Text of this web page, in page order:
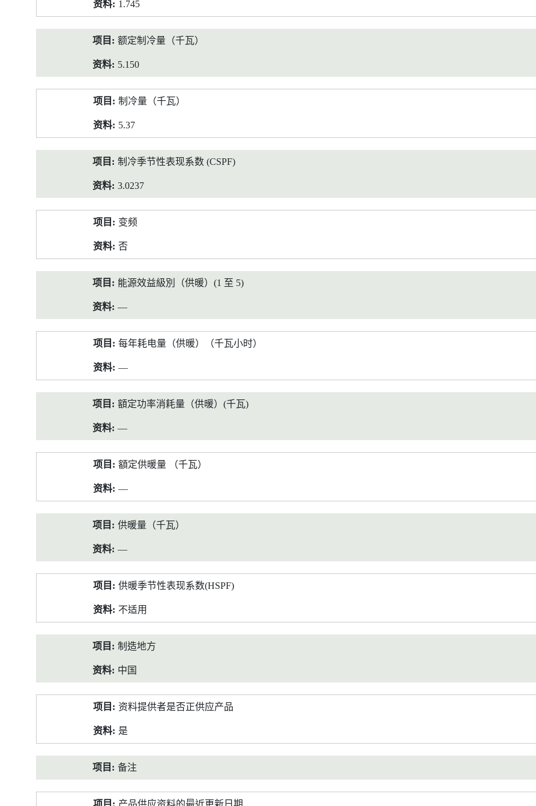
1.745
额定制冷量（千瓦）
5.150
制冷量（千瓦）
5.37
制冷季节性表现系数 (CSPF)
3.0237
变频
否
能源效益級別（供暖）(1 至 5)
—
每年耗电量（供暖）（千瓦小时）
—
額定功率消耗量（供暖）(千瓦)
—
額定供暖量 （千瓦）
—
供暖量（千瓦）
—
供暖季节性表现系数(HSPF)
不适用
制造地方
中国
资料提供者是否正供应产品
是
备注
产品供应资料的最近更新日期